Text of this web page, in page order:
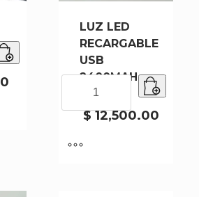
LUZ LED
RECARGABLE
USB
2400MAH
9018-60
$12,500.00
RECARGABLE
2400MAH